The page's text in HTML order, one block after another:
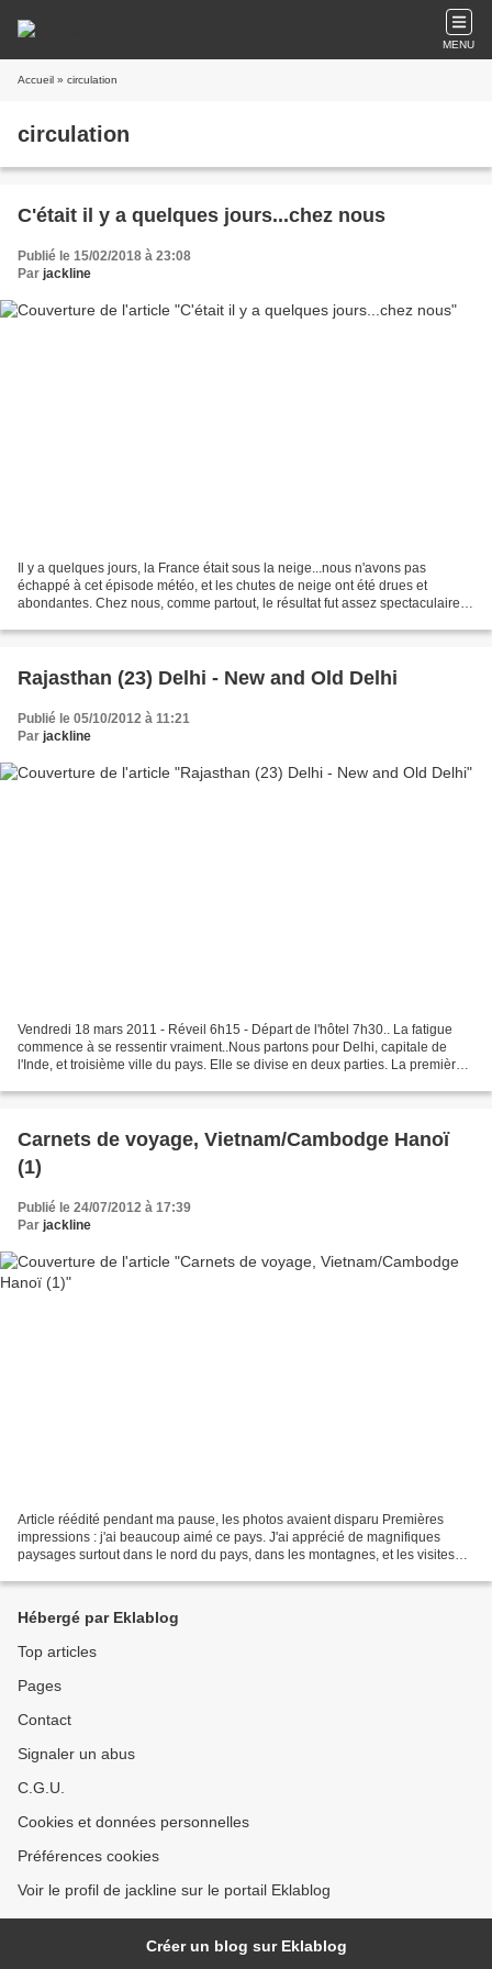
MENU
Accueil » circulation
circulation
C'était il y a quelques jours...chez nous
Publié le 15/02/2018 à 23:08
Par jackline
Il y a quelques jours, la France était sous la neige...nous n'avons pas
échappé à cet épisode météo, et les chutes de neige ont été drues et
abondantes. Chez nous, comme partout, le résultat fut assez spectaculaire...
Rajasthan (23) Delhi - New and Old Delhi
Publié le 05/10/2012 à 11:21
Par jackline
Vendredi 18 mars 2011 - Réveil 6h15 - Départ de l'hôtel 7h30.. La fatigue
commence à se ressentir vraiment..Nous partons pour Delhi, capitale de
l'Inde, et troisième ville du pays. Elle se divise en deux parties. La première,
Carnets de voyage, Vietnam/Cambodge Hanoï
(1)
Publié le 24/07/2012 à 17:39
Par jackline
Article réédité pendant ma pause, les photos avaient disparu Premières
impressions : j'ai beaucoup aimé ce pays. J'ai apprécié de magnifiques
paysages surtout dans le nord du pays, dans les montagnes, et les visites
Hébergé par Eklablog
Top articles
Pages
Contact
Signaler un abus
C.G.U.
Cookies et données personnelles
Préférences cookies
Voir le profil de jackline sur le portail Eklablog
Créer un blog sur Eklablog